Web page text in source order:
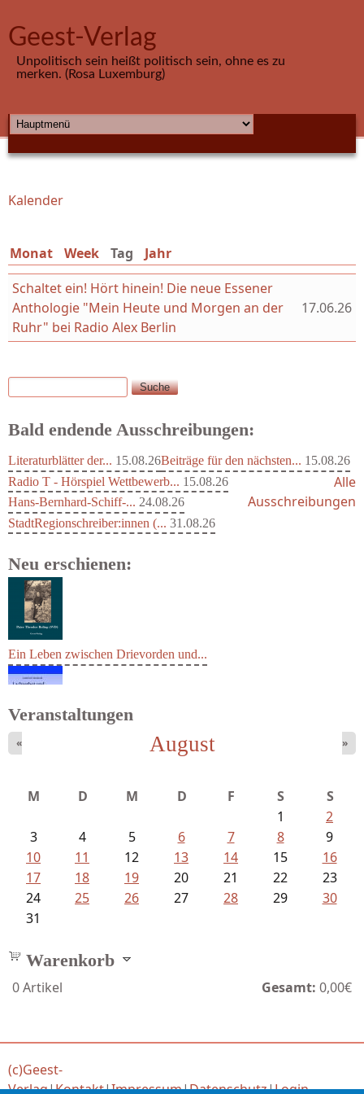
Geest-Verlag
Unpolitisch sein heißt politisch sein, ohne es zu
merken. (Rosa Luxemburg)
HAUPTMENÜ
Sie sind hier
Kalender
Monat Week Tag (aktiver Reiter)
Jahr
Schaltet ein! Hört hinein! Die neue Essener
Anthologie "Mein Heute und Morgen an der
Ruhr" bei Radio Alex Berlin
17.06.26
Suchformular
Suche
Bald endende Ausschreibungen:
Literaturblätter der... 15.08.26Beiträge für den nächsten... 15.08.26
Radio T - Hörspiel Wettbewerb... 15.08.26
Hans-Bernhard-Schiff-... 24.08.26
StadtRegionschreiber:innen (... 31.08.26
Alle
Ausschreibungen
Neu erschienen:
Ein Leben zwischen Drievorden und...
Veranstaltungen
August
« »
M D M D F S
S
1
2
3
4 5 6 7 8
9
10
11 12 13 14 15
16
17
18 19 20 21 22
23
24
25 26 27 28 29
30
31
Warenkorb
0Artikel Gesamt: 0,00€
(c)Geest-
Verlag|Kontakt|Impressum|Datenschutz|Login